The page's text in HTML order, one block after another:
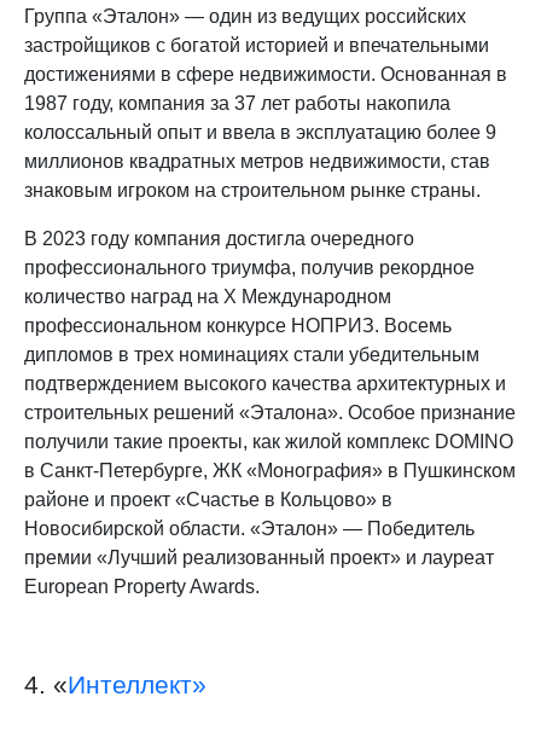
Группа «Эталон» — один из ведущих российских
застройщиков с богатой историей и впечательными
достижениями в сфере недвижимости. Основанная в
1987 году, компания за 37 лет работы накопила
колоссальный опыт и ввела в эксплуатацию более 9
миллионов квадратных метров недвижимости, став
знаковым игроком на строительном рынке страны.
В 2023 году компания достигла очередного
профессионального триумфа, получив рекордное
количество наград на X Международном
профессиональном конкурсе НОПРИЗ. Восемь
дипломов в трех номинациях стали убедительным
подтверждением высокого качества архитектурных и
строительных решений «Эталона». Особое признание
получили такие проекты, как жилой комплекс DOMINO
в Санкт-Петербурге, ЖК «Монография» в Пушкинском
районе и проект «Счастье в Кольцово» в
Новосибирской области. «Эталон» — Победитель
премии «Лучший реализованный проект» и лауреат
European Property Awards.
4. «Интеллект»